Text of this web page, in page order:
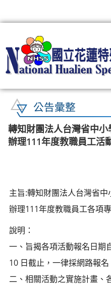
公告彙整
轉知財團法人台灣省中
辦理111年度教職員工活
主旨:轉知財團法人台灣省
辦理111年度教職員工各項
說明：
一、旨揭各項活動報名日期
10 日截止，一律採網路報名
二、相關活動之實施計畫、